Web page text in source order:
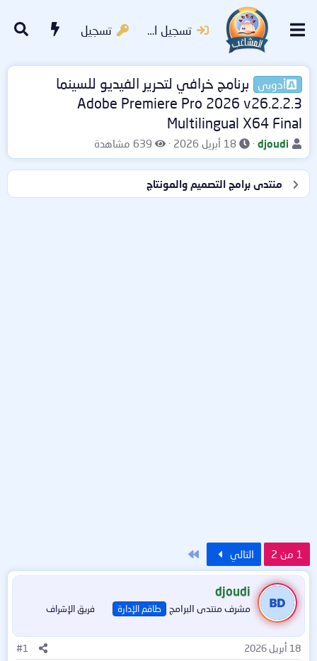
تسجيل الدخول تسجيل
أدوبي
برنامج خرافي لتحرير الفيديو للسينما
Adobe Premiere Pro 2026 v26.2.2.3
Multilingual X64 Final
ب
ا
د
ئ
djoudi
ت
ا
ر
ي
18 أبريل 2026
ا
ل
م
ش
639 مشاهدة
منتدى برامج التصميم والمونتاج
1 من 2 التالي
djoudi
مشرف منتدى البرامج طاقم الإدارة فريق الإشراف
18 أبريل 2026 #1